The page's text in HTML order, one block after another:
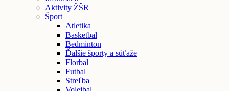
Aktivity ŽŠR
Šport
Atletika
Basketbal
Bedminton
Ďalšie športy a súťaže
Florbal
Futbal
Streľba